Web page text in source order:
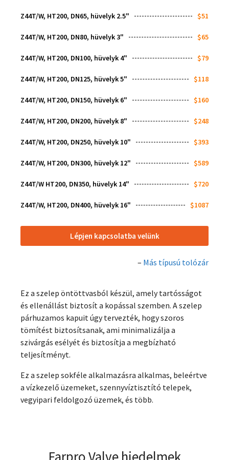
Z44T/W, HT200, DN65, hüvelyk 2.5" $51
Z44T/W, HT200, DN80, hüvelyk 3" $65
Z44T/W, HT200, DN100, hüvelyk 4" $79
Z44T/W, HT200, DN125, hüvelyk 5" $118
Z44T/W, HT200, DN150, hüvelyk 6" $160
Z44T/W, HT200, DN200, hüvelyk 8" $248
Z44T/W, HT200, DN250, hüvelyk 10" $393
Z44T/W, HT200, DN300, hüvelyk 12" $589
Z44T/W HT200, DN350, hüvelyk 14" $720
Z44T/W, HT200, DN400, hüvelyk 16" $1087
Lépjen kapcsolatba velünk
– Más típusú tolózár
Ez a szelep öntöttvasból készül, amely tartósságot
és ellenállást biztosít a kopással szemben. A szelep
párhuzamos kapuit úgy tervezték, hogy szoros
tömítést biztosítsanak, ami minimalizálja a
szivárgás esélyét és biztosítja a megbízható
teljesítményt.
Ez a szelep sokféle alkalmazásra alkalmas, beleértve
a vízkezelő üzemeket, szennyvíztisztító telepek,
vegyipari feldolgozó üzemek, és több.
Farpro Valve hiedelmek